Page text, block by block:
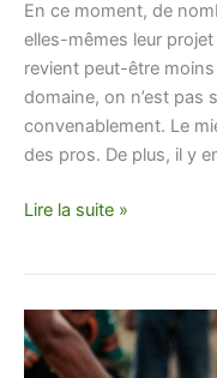
En ce moment, de
elles-mêmes leur
revient peut-être moins
domaine, on n’est pas
convenablement. Le
des pros. De plus, il y
Lire la suite »
Comment
trouver